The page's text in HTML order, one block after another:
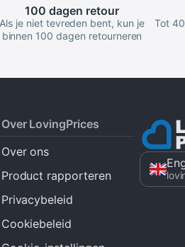
100 dagen retour
Als je niet tevreden bent, kun je
binnen 100 dagen retourneren
Tot
Over LovingPrices
Over ons
Product rapporteren
Privacybeleid
Cookiebeleid